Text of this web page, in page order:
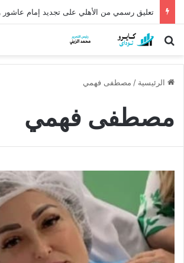
تعليق رسمي من الأهلي على تجديد إمام
بحث عن
الرئيسية / مصطفى فهمي
مصطفى فهمي